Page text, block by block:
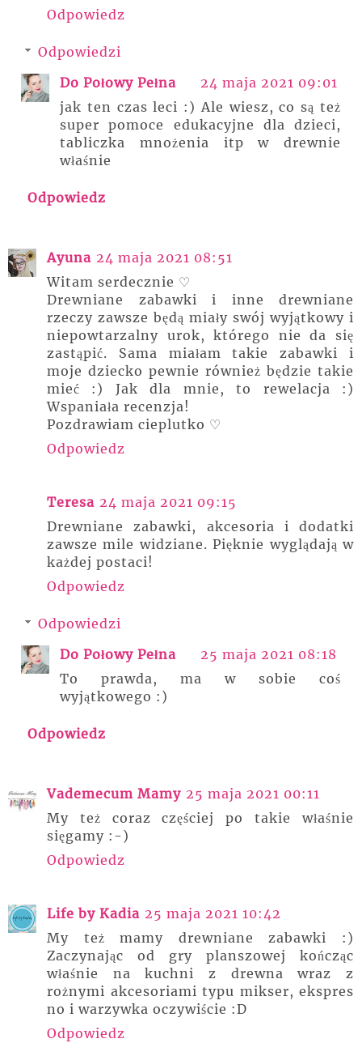
Odpowiedz
Odpowiedzi
Do Połowy Pełna
24 maja 2021 09:01
jak ten czas leci :) Ale wiesz, co są też
super pomoce edukacyjne dla dzieci,
tabliczka mnożenia itp w drewnie
właśnie
Odpowiedz
Ayuna 24 maja 2021 08:51
Witam serdecznie ♡
Drewniane zabawki i inne drewniane
rzeczy zawsze będą miały swój wyjątkowy i
niepowtarzalny urok, którego nie da się
zastąpić. Sama miałam takie zabawki i
moje dziecko pewnie również będzie takie
mieć :) Jak dla mnie, to rewelacja :)
Wspaniała recenzja!
Pozdrawiam cieplutko ♡
Odpowiedz
Teresa 24 maja 2021 09:15
Drewniane zabawki, akcesoria i dodatki
zawsze mile widziane. Pięknie wyglądają w
każdej postaci!
Odpowiedz
Odpowiedzi
Do Połowy Pełna
25 maja 2021 08:18
To prawda, ma w sobie coś
wyjątkowego :)
Odpowiedz
Vademecum Mamy 25 maja 2021 00:11
My też coraz częściej po takie właśnie
sięgamy :-)
Odpowiedz
Life by Kadia 25 maja 2021 10:42
My też mamy drewniane zabawki :)
Zaczynając od gry planszowej kończąc
właśnie na kuchni z drewna wraz z
rożnymi akcesoriami typu mikser, ekspres
no i warzywka oczywiście :D
Odpowiedz